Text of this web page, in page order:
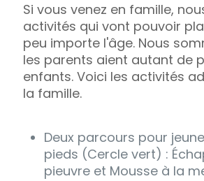
Si vous venez en famille,
activités qui vont pouvoir
peu importe l'âge. Nous
les parents aient autant de
enfants. Voici les activités
la famille.
Deux parcours pour
pieds (Cercle vert) :
pieuvre et Mousse à la